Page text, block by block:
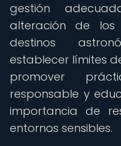
gestión
alteración de
destinos
establecer límites
promover
responsable y
importancia de
entornos sensibles.